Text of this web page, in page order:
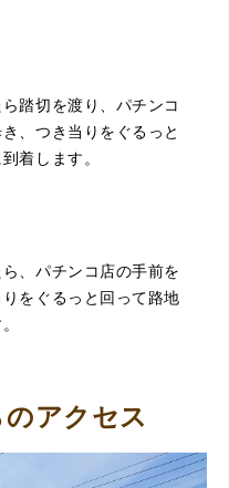
たが、とても親切丁寧
格をいただきました。
た機会があれば利用し
踏切を渡り、パチンコ
、つき当りをぐるっと
着します。
、パチンコ店の手前を
をぐるっと回って路地
アクセス